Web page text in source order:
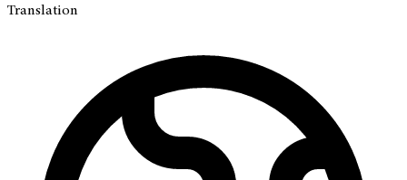
Translation